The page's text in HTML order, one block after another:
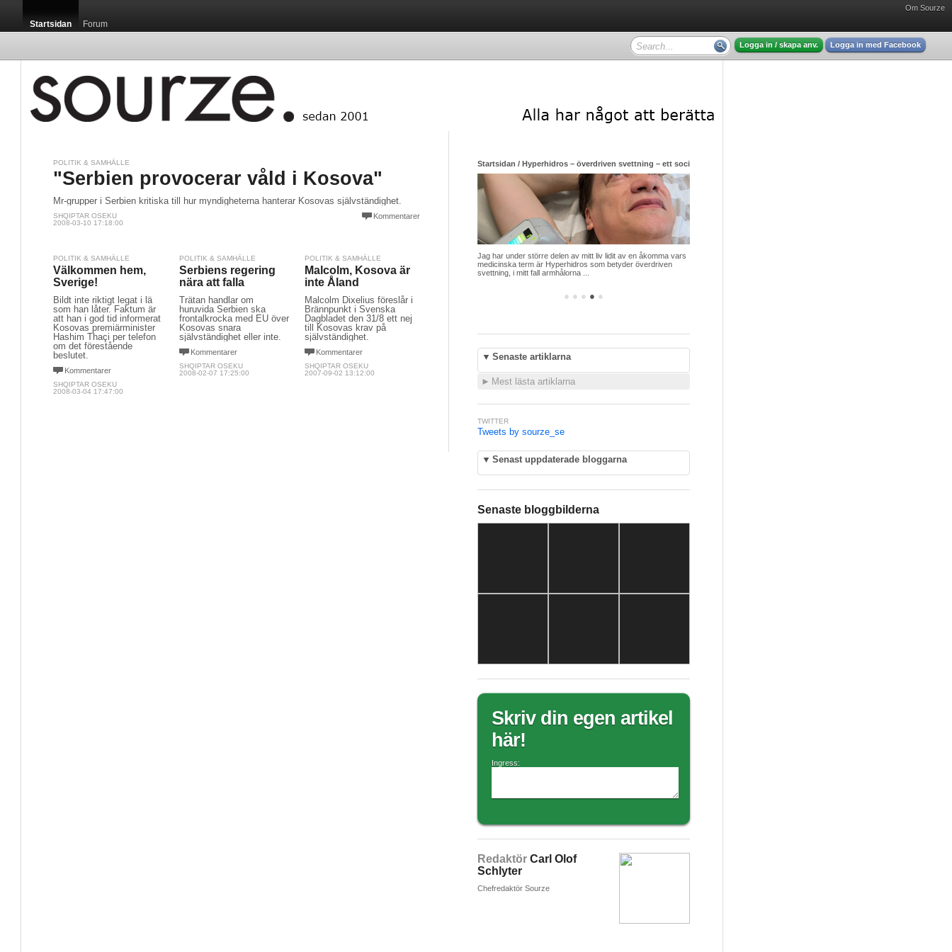
Om Sourze
Startsidan Forum
Logga in / skapa anv. Logga in med Facebook
POLITIK & SAMHÄLLE
"Serbien provocerar våld i Kosova"
Mr-grupper i Serbien kritiska till hur myndigheterna hanterar Kosovas självständighet.
Kommentarer
SHQIPTAR OSEKU
2008-03-10 17:18:00
POLITIK & SAMHÄLLE
Välkommen hem,
Sverige!
Bildt inte riktigt legat i lä
som han låter. Faktum är
att han i god tid informerat
Kosovas premiärminister
Hashim Thaçi per telefon
om det förestående
beslutet.
Kommentarer
SHQIPTAR OSEKU
2008-03-04 17:47:00
POLITIK & SAMHÄLLE
Serbiens regering
nära att falla
Trätan handlar om
huruvida Serbien ska
frontalkrocka med EU över
Kosovas snara
självständighet eller inte.
Kommentarer
SHQIPTAR OSEKU
2008-02-07 17:25:00
POLITIK & SAMHÄLLE
Malcolm, Kosova är
inte Åland
Malcolm Dixelius föreslår i
Brännpunkt i Svenska
Dagbladet den 31/8 ett nej
till Kosovas krav på
självständighet.
Kommentarer
SHQIPTAR OSEKU
2007-09-02 13:12:00
● ● ● ● ●
Startsidan / Hyperhidros – överdriven svettning – ett socialt gissel men hjälp finns att få
Jag har under större delen av mitt liv lidit av en åkomma vars
medicinska term är Hyperhidros som betyder överdriven
svettning, i mitt fall armhålorna ...
▼ Senaste artiklarna
► Mest lästa artiklarna
TWITTER
Tweets by sourze_se
▼ Senast uppdaterade bloggarna
Senaste bloggbilderna
Skriv din egen artikel
här!
Ingress:
Redaktör Carl Olof
Schlyter
Chefredaktör Sourze